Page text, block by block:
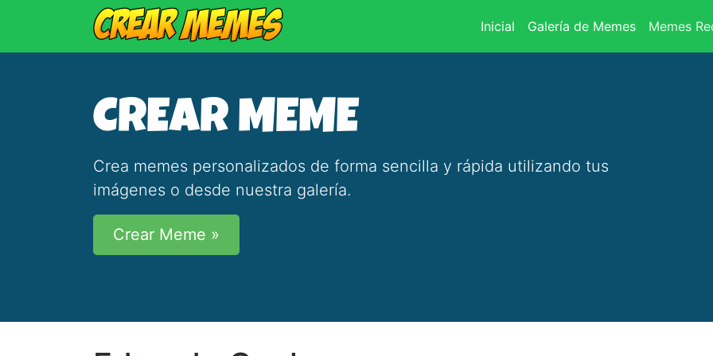
Inicial (current)
Galería de Memes Memes
CREAR MEME
Crea memes personalizados de forma sencilla y rápida utilizando tus
imágenes o desde nuestra galería.
Crear Meme »